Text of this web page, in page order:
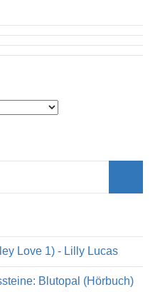
Love 1) - Lilly Lucas
Blutopal (Hörbuch)